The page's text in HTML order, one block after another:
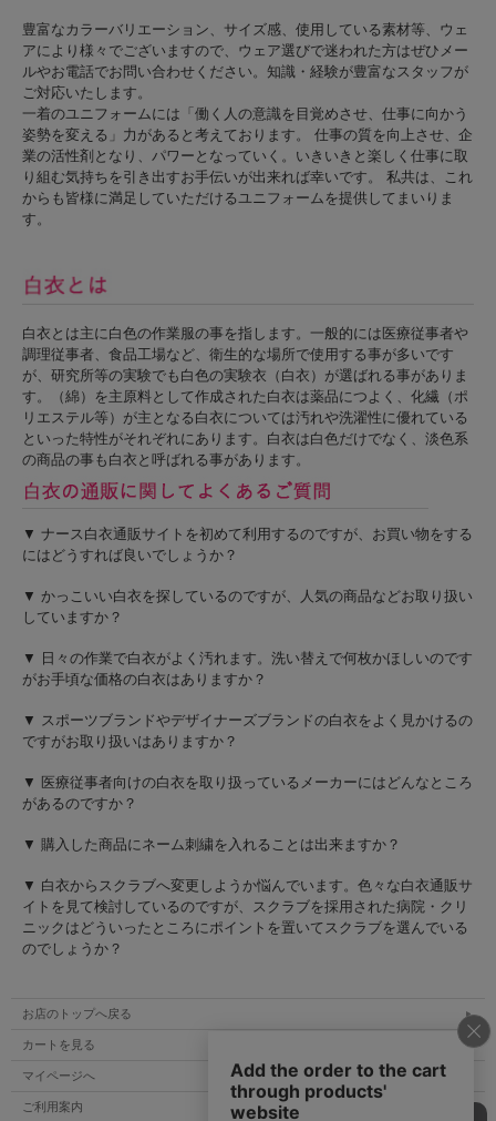
豊富なカラーバリエーション、サイズ感、使用している素材等、ウェ
アにより様々でございますので、ウェア選びで迷われた方はぜひメー
ルやお電話でお問い合わせください。知識・経験が豊富なスタッフが
ご対応いたします。
一着のユニフォームには「働く人の意識を目覚めさせ、仕事に向かう
姿勢を変える」力があると考えております。 仕事の質を向上させ、企
業の活性剤となり、パワーとなっていく。いきいきと楽しく仕事に取
り組む気持ちを引き出すお手伝いが出来れば幸いです。 私共は、これ
からも皆様に満足していただけるユニフォームを提供してまいりま
す。
白衣とは主に白色の作業服の事を指します。一般的には医療従事者や
調理従事者、食品工場など、衛生的な場所で使用する事が多いです
が、研究所等の実験でも白色の実験衣（白衣）が選ばれる事がありま
す。（綿）を主原料として作成された白衣は薬品につよく、化繊（ポ
リエステル等）が主となる白衣については汚れや洗濯性に優れている
といった特性がそれぞれにあります。白衣は白色だけでなく、淡色系
の商品の事も白衣と呼ばれる事があります。
▼ ナース白衣通販サイトを初めて利用するのですが、お買い物をする
にはどうすれば良いでしょうか？
▼ かっこいい白衣を探しているのですが、人気の商品などお取り扱い
していますか？
▼ 日々の作業で白衣がよく汚れます。洗い替えで何枚かほしいのです
がお手頃な価格の白衣はありますか？
▼ スポーツブランドやデザイナーズブランドの白衣をよく見かけるの
ですがお取り扱いはありますか？
▼ 医療従事者向けの白衣を取り扱っているメーカーにはどんなところ
があるのですか？
▼ 購入した商品にネーム刺繍を入れることは出来ますか？
▼ 白衣からスクラブへ変更しようか悩んでいます。色々な白衣通販サ
イトを見て検討しているのですが、スクラブを採用された病院・クリ
ニックはどういったところにポイントを置いてスクラブを選んでいる
のでしょうか？
お店のトップへ戻る
カートを見る
マイページへ
ご利用案内